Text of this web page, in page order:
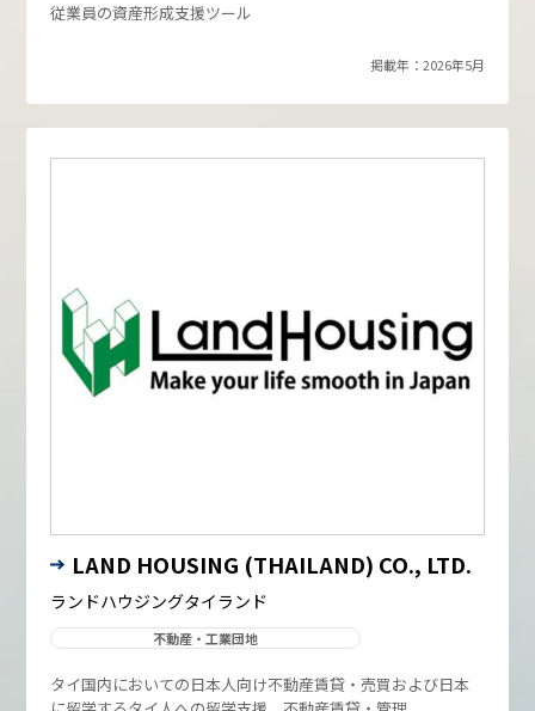
従業員の資産形成支援ツール
掲載年：2026年5月
LAND HOUSING (THAILAND) CO., LTD.
ランドハウジングタイランド
不動産・工業団地
タイ国内においての日本人向け不動産賃貸・売買および日本